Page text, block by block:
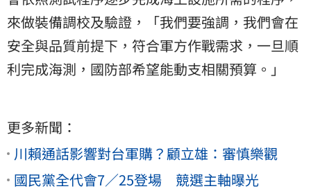
來做裝備調校及驗證，「我們要強調，我們會在
安全與品質前提下，符合軍方作戰需求，一旦順
利完成海測，國防部希望能動支相關預算。」
更多新聞：
川賴通話影響對台軍購？顧立雄：審慎樂觀
國民黨全代會7／25登場 競選主軸曝光